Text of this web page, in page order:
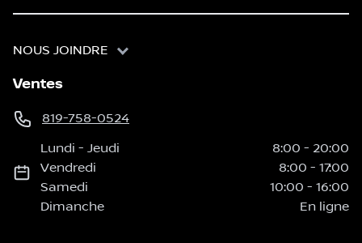
NOUS JOINDRE
Ventes
819-758-0524
Lundi -Jeudi 8:00 - 20:00
Vendredi
8:00 - 17:00
Samedi
10:00 - 16:00
Dimanche
En ligne